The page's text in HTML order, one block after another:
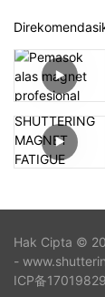
Hak Cipta ©
-
ICP备